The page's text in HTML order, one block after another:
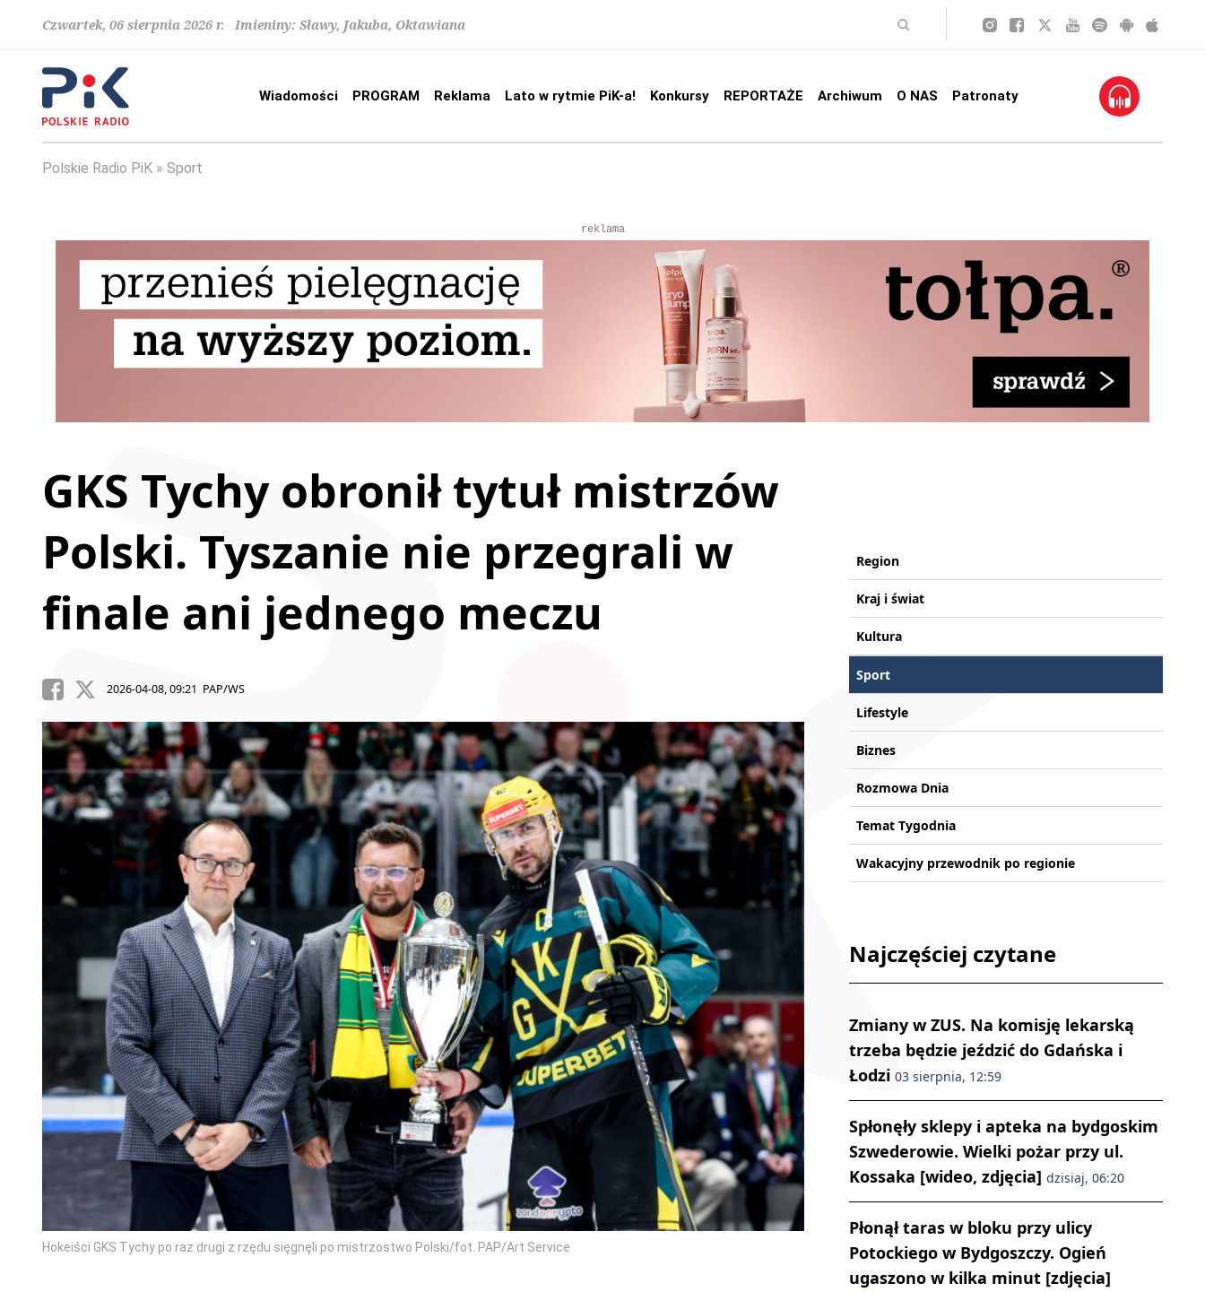
Czwartek, 06 sierpnia 2026 r. Imieniny: Sławy, Jakuba, Oktawiana
Wiadomości PROGRAM Reklama Lato w rytmie PiK-a! Konkursy REPORTAŻE Archiwum O NAS Patronaty
Polskie Radio PiK Sport
reklama
GKS Tychy obronił tytuł mistrzów
Polski. Tyszanie nie przegrali w
finale ani jednego meczu
2026-04-08, 09:21 PAP/WS
Hokeiści GKS Tychy po raz drugi z rzędu sięgnęli po mistrzostwo Polski/fot. PAP/Art Service
Region
Kraj i świat
Kultura
Sport
Lifestyle
Biznes
Rozmowa Dnia
Temat Tygodnia
Wakacyjny przewodnik po regionie
Najczęściej czytane
Zmiany w ZUS. Na komisję lekarską
trzeba będzie jeździć do Gdańska i
Łodzi 03 sierpnia, 12:59
Spłonęły sklepy i apteka na bydgoskim
Szwederowie. Wielki pożar przy ul.
Kossaka [wideo, zdjęcia] dzisiaj, 06:20
Płonął taras w bloku przy ulicy
Potockiego w Bydgoszczy. Ogień
ugaszono w kilka minut [zdjęcia]